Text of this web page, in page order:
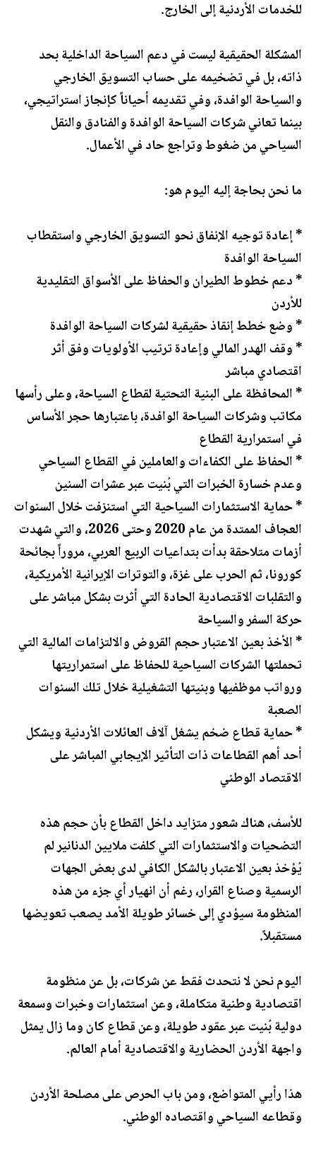
للخدمات الأردنية إلى الخارج.
المشكلة الحقيقية ليست في دعم السياحة الداخلية بحد
ذاته، بل في تضخيمه على حساب التسويق الخارجي
والسياحة الوافدة، وفي تقديمه أحياناً كإنجاز استراتيجي،
بينما تعاني شركات السياحة الوافدة والفنادق والنقل
السياحي من ضغوط وتراجع حاد في الأعمال.
ما نحن بحاجة إليه اليوم هو:
* إعادة توجيه الإنفاق نحو التسويق الخارجي واستقطاب
السياحة الوافدة
* دعم خطوط الطيران والحفاظ على الأسواق التقليدية
للأردن
* وضع خطط إنقاذ حقيقية لشركات السياحة الوافدة
* وقف الهدر المالي وإعادة ترتيب الأولويات وفق أثر
اقتصادي مباشر
* المحافظة على البنية التحتية لقطاع السياحة، وعلى رأسها
مكاتب وشركات السياحة الوافدة، باعتبارها حجر الأساس
في استمرارية القطاع
* الحفاظ على الكفاءات والعاملين في القطاع السياحي
وعدم خسارة الخبرات التي بُنيت عبر عشرات السنين
* حماية الاستثمارات السياحية التي استنزفت خلال السنوات
العجاف الممتدة من عام 2020 وحتى 2026، والتي شهدت
أزمات متلاحقة بدأت بتداعيات الربيع العربي، مروراً بجائحة
كورونا، ثم الحرب على غزة، والتوترات الإيرانية الأمريكية،
والتقلبات الاقتصادية الحادة التي أثرت بشكل مباشر على
حركة السفر والسياحة
* الأخذ بعين الاعتبار حجم القروض والالتزامات المالية التي
تحملتها الشركات السياحية للحفاظ على استمراريتها
ورواتب موظفيها وبنيتها التشغيلية خلال تلك السنوات
الصعبة
* حماية قطاع ضخم يشغل آلاف العائلات الأردنية ويشكل
أحد أهم القطاعات ذات التأثير الإيجابي المباشر على
الاقتصاد الوطني
للأسف، هناك شعور متزايد داخل القطاع بأن حجم هذه
التضحيات والاستثمارات التي كلفت ملايين الدنانير لم
يُؤخذ بعين الاعتبار بالشكل الكافي لدى بعض الجهات
الرسمية وصناع القرار، رغم أن انهيار أي جزء من هذه
المنظومة سيؤدي إلى خسائر طويلة الأمد يصعب تعويضها
مستقبلاً.
اليوم نحن لا نتحدث فقط عن شركات، بل عن منظومة
اقتصادية وطنية متكاملة، وعن استثمارات وخبرات وسمعة
دولية بُنيت عبر عقود طويلة، وعن قطاع كان وما زال يمثل
واجهة الأردن الحضارية والاقتصادية أمام العالم.
هذا رأيي المتواضع، ومن باب الحرص على مصلحة الأردن
وقطاعه السياحي واقتصاده الوطني.